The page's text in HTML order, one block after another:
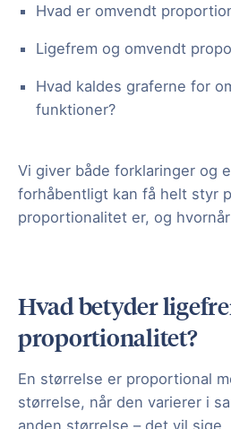
Hvad er omvendt
Ligefrem og omvendt
Hvad kaldes graferne for
funktioner?
Vi giver både forklaringer og
forhåbentligt kan få helt styr
proportionalitet er, og
Hvad betyder
proportionalitet?
En størrelse er proportional
størrelse, når den varierer i
anden størrelse – det vil